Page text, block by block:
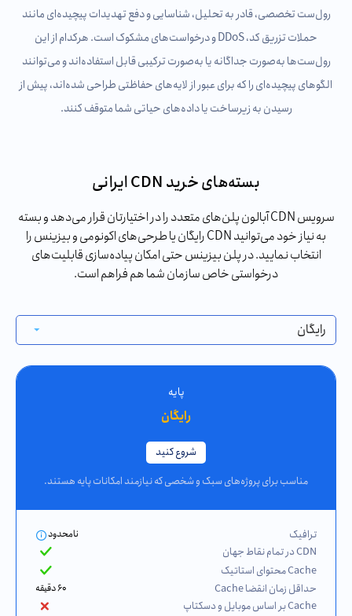
رول‌ست تخصصی، قادر به تحلیل، شناسایی و دفع تهدیدات پیچیده‌ای مانند
حملات تزریق کد، DDoS و درخواست‌های مشکوک است. هرکدام از این
رول‌ست‌ها به‌صورت جداگانه یا به‌صورت ترکیبی قابل استفاده‌اند و می‌توانند
الگوهای پیچیده‌ای را که برای عبور از لایه‌های حفاظتی طراحی شده‌اند، پیش از
رسیدن به زیرساخت یا داده‌های حیاتی شما متوقف کنند.
بسته‌های خرید CDN ایرانی
سرویس CDN آبالون پلن‌های متعدد را در اختیارتان قرار می‌دهد و بسته
به نیاز خود می‌توانید CDN رایگان یا طرحی‌های اکونومی و بیزینس را
انتخاب نمایید. در پلن بیزینس حتی امکان پیاده‌سازی قابلیت‌های
درخواستی خاص سازمان شما هم فراهم است.
پایه
رایگان
شروع کنید
مناسب برای پروژه‌های سبک و شخصی که نیازمند امکانات پایه هستند.
ترافیک نامحدود
CDN در تمام نقاط جهان
Cache محتوای استاتیک
حداقل زمان انقضا Cache
۶۰ دقیقه
Cache بر اساس موبایل و دسکتاپ